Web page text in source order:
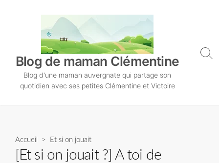
n
Blog de maman Clémentine
Blog d'une maman auvergnate qui partage son
quotidien avec ses petites Clémentine et Victoire
S
Accueil > Et si on jouait
[Et si on jouait ?] A toi de